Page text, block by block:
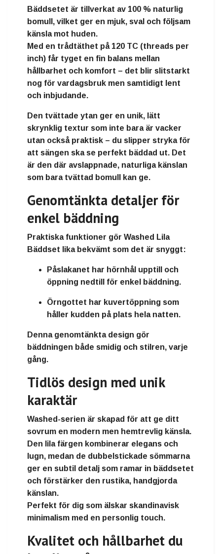
Bäddsetet är tillverkat av 100 % naturlig
bomull , vilket ger en mjuk, sval och följsam
känslamot huden.
Med en trådtäthet på 120 TC (threads per
inch) får tyget en fin balans mellan
hållbarhet och komfort – det blir slitstarkt
nog för vardagsbruk men samtidigt lent
och inbjudande.
Den tvättade ytan ger en unik, lätt
skrynklig textur som inte bara är vacker
utan också praktisk – du slipper stryka för
att sängen ska se perfekt bäddad ut. Det
är den där avslappnade, naturliga känslan
som bara tvättad bomull kan ge.
Genomtänkta detaljer för
enkel bäddning
Praktiska funktioner gör Washed Lila
Bäddset lika bekvämt som det är snyggt:
Påslakanet har hörnhål upptill
och
öppning nedtill
för enkel bäddning.
Örngottet har kuvertöppning som
håller kudden på plats hela natten.
Denna genomtänkta design gör
bäddningen både smidig och stilren, varje
gång.
Tidlös design med unik
karaktär
Washed-serien är skapad för att ge ditt
sovrum en modern men hemtrevlig känsla.
Den lila färgen kombinerar elegans och
lugn, medan de dubbelstickade sömmarna
ger en subtil detalj som ramar in bäddsetet
och förstärker den rustika, handgjorda
känslan.
Perfekt för dig som älskar skandinavisk
minimalism med en personlig touch.
Kvalitet och hållbarhet du